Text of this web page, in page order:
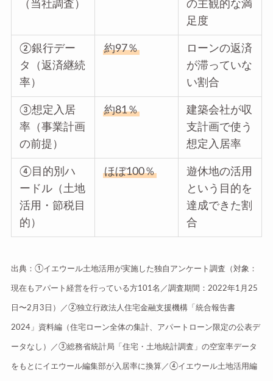
（当社調査）
の主観的な満
足度
②銀行デー
タ（返済継続
率）
約97％
ローンの返済
が滞っていな
い割合
③想定入居
率（事業計画
の前提）
約81％
建築会社が収
支計画で使う
想定入居率
④目的別ハ
ードル（土地
活用・節税目
的）
ほぼ100％
遊休地の活用
という目的を
達成できた割
合
出典：①イエウール土地活用が実施した独自アンケート調査（対象：
現在もアパート経営を行っている方101名／調査期間：2022年1月25
日〜2月3日）／②独立行政法人住宅金融支援機構「統合報告書
2024」資料編（住宅ローン全体の集計、アパートローン限定の公表デ
ータなし）／③総務省統計局「住宅・土地統計調査」の空室率データ
をもとにイエウール編集部が入居率に換算／④イエウール土地活用編